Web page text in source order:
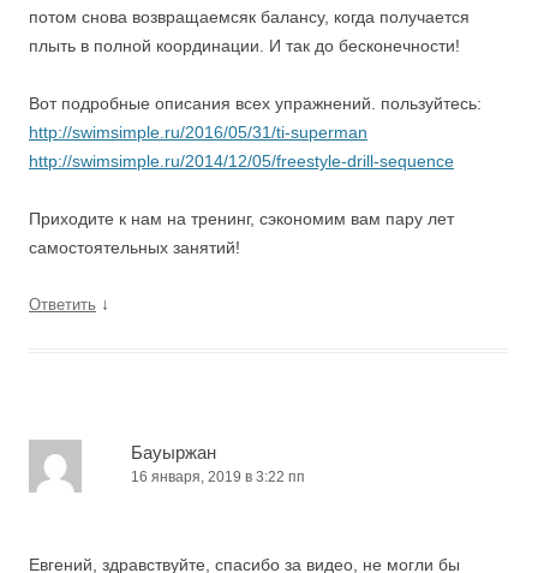
потом снова возвращаемсяк балансу, когда получается
плыть в полной координации. И так до бесконечности!
Вот подробные описания всех упражнений. пользуйтесь:
http://swimsimple.ru/2016/05/31/ti-superman
http://swimsimple.ru/2014/12/05/freestyle-drill-sequence
Приходите к нам на тренинг, сэкономим вам пару лет
самостоятельных занятий!
Ответить ↓
Бауыржан
16 января, 2019 в 3:22 пп
Евгений, здравствуйте, спасибо за видео, не могли бы